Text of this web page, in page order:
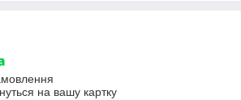
на вашу картку